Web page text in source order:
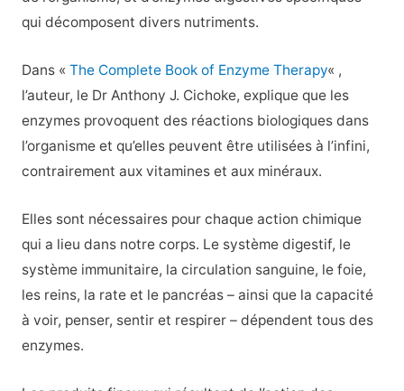
qui décomposent divers nutriments.
Dans « The Complete Book of Enzyme Therapy« ,
l’auteur, le Dr Anthony J. Cichoke, explique que les
enzymes provoquent des réactions biologiques dans
l’organisme et qu’elles peuvent être utilisées à l’infini,
contrairement aux vitamines et aux minéraux.
Elles sont nécessaires pour chaque action chimique
qui a lieu dans notre corps. Le système digestif, le
système immunitaire, la circulation sanguine, le foie,
les reins, la rate et le pancréas – ainsi que la capacité
à voir, penser, sentir et respirer – dépendent tous des
enzymes.